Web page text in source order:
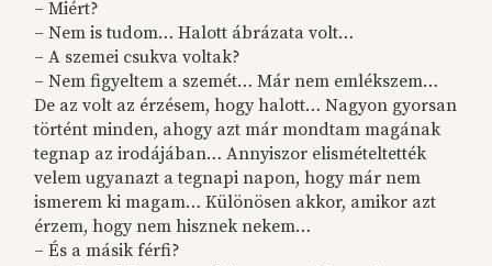
– Miért?
– Nem is tudom… Halott ábrázata volt…
– A szemei csukva voltak?
– Nem figyeltem a szemét… Már nem emlékszem…
De az volt az érzésem, hogy halott… Nagyon gyorsan
történt minden, ahogy azt már mondtam magának
tegnap az irodájában… Annyiszor elismételtették
velem ugyanazt a tegnapi napon, hogy már nem
ismerem ki magam… Különösen akkor, amikor azt
érzem, hogy nem hisznek nekem…
– És a másik férfi?